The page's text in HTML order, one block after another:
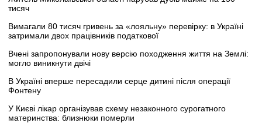
тисяч
Вимагали 80 тисяч гривень за «лояльну» перевірку: в Україні
затримали двох працівників податкової
Вчені запропонували нову версію походження життя на Землі:
могло виникнути двічі
В Україні вперше пересадили серце дитині після операції
Фонтену
У Києві лікар організував схему незаконного сурогатного
материнства: близнюки померли